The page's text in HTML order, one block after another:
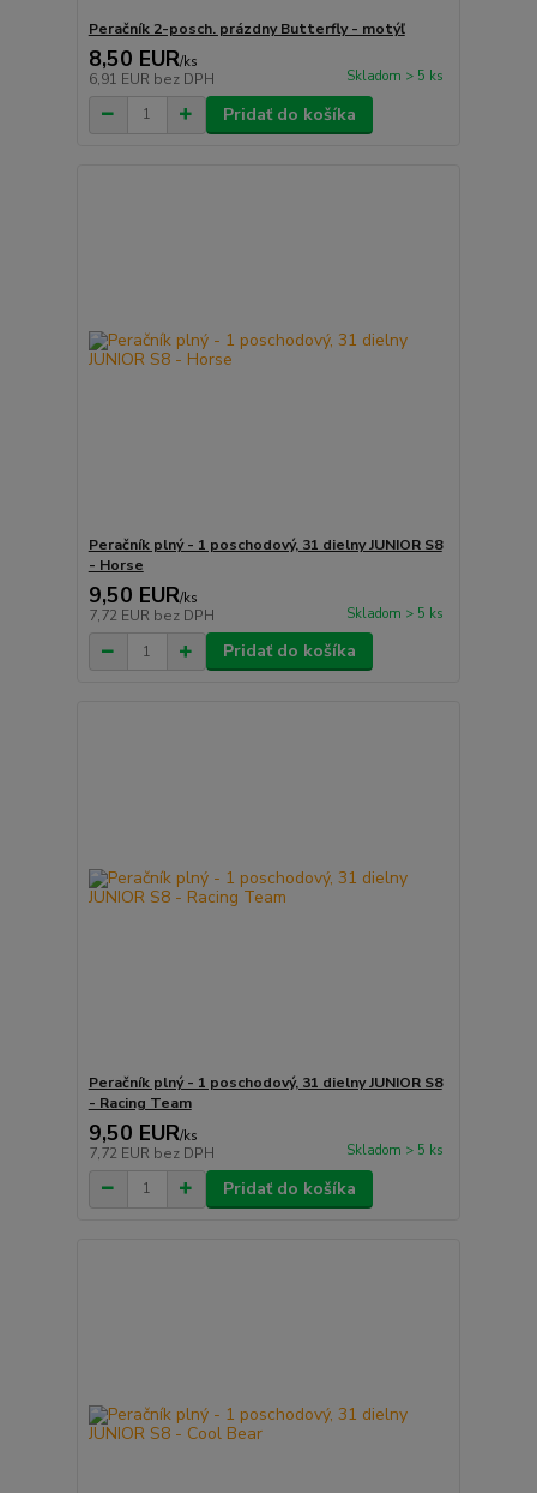
Peračník 2-posch. prázdny Butterfly - motýľ
8,50 EUR/ks
6,91 EUR bez DPH Skladom > 5 ks
Pridať do košíka
Peračník plný - 1 poschodový, 31 dielny JUNIOR S8
- Horse
9,50 EUR/ks
7,72 EUR bez DPH Skladom > 5 ks
Pridať do košíka
Peračník plný - 1 poschodový, 31 dielny JUNIOR S8
- Racing Team
9,50 EUR/ks
7,72 EUR bez DPH Skladom > 5 ks
Pridať do košíka